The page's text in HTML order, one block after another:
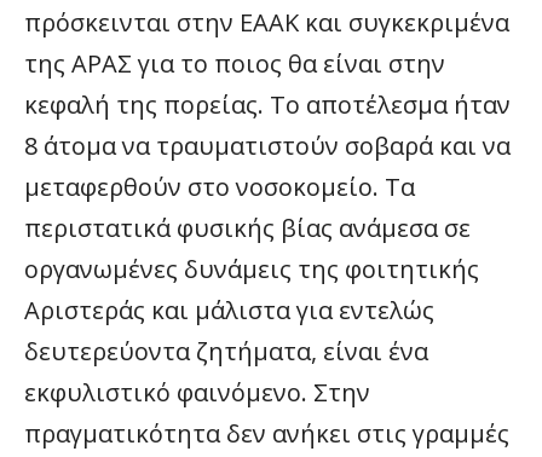
πρόσκεινται στην ΕΑΑΚ και συγκεκριμένα
της ΑΡΑΣ για το ποιος θα είναι στην
κεφαλή της πορείας. Το αποτέλεσμα ήταν
8 άτομα να τραυματιστούν σοβαρά και να
μεταφερθούν στο νοσοκομείο. Τα
περιστατικά φυσικής βίας ανάμεσα σε
οργανωμένες δυνάμεις της φοιτητικής
Αριστεράς και μάλιστα για εντελώς
δευτερεύοντα ζητήματα, είναι ένα
εκφυλιστικό φαινόμενο. Στην
πραγματικότητα δεν ανήκει στις γραμμές